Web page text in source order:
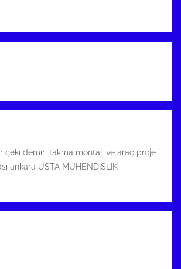
çeki demiri takma montajı ve araç proje
ankara USTA MÜHENDİSLİK